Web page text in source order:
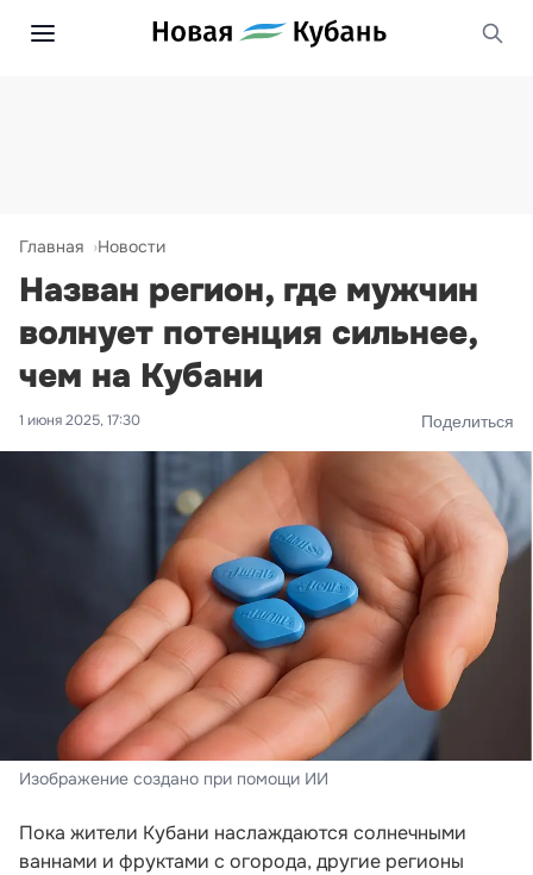
Главная Новости
Назван регион, где мужчин
волнует потенция сильнее,
чем на Кубани
1 июня 2025, 17:30 Поделиться
Изображение создано при помощи ИИ
Пока жители Кубани наслаждаются солнечными
ваннами и фруктами с огорода, другие регионы